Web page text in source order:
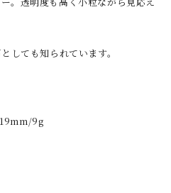
しても知られています。
9g